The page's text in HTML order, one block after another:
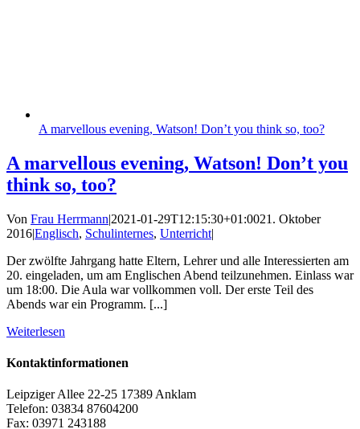
A marvellous evening, Watson! Don’t you think so, too?
A marvellous evening, Watson! Don’t you
think so, too?
Von Frau Herrmann|2021-01-29T12:15:30+01:0021. Oktober
2016|Englisch, Schulinternes, Unterricht|
Der zwölfte Jahrgang hatte Eltern, Lehrer und alle Interessierten am
20. eingeladen, um am Englischen Abend teilzunehmen. Einlass war
um 18:00. Die Aula war vollkommen voll. Der erste Teil des
Abends war ein Programm. [...]
Weiterlesen
Kontaktinformationen
Leipziger Allee 22-25 17389 Anklam
Telefon: 03834 87604200
Fax: 03971 243188